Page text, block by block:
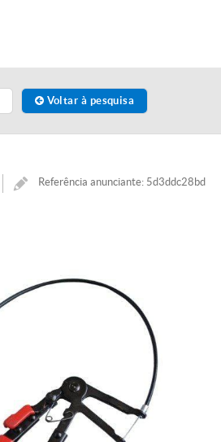
Voltar à pesquisa
Referência anunciante: 5d3ddc28bd